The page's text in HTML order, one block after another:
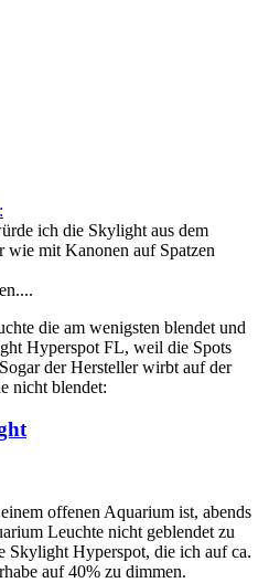
ich die Skylight aus dem
wie mit Kanonen auf Spatzen
die am wenigsten blendet und
Hyperspot FL, weil die Spots
der Hersteller wirbt auf der
nicht blendet:
offenen Aquarium ist, abends
Leuchte nicht geblendet zu
Skylight Hyperspot, die ich auf ca.
auf 40% zu dimmen.